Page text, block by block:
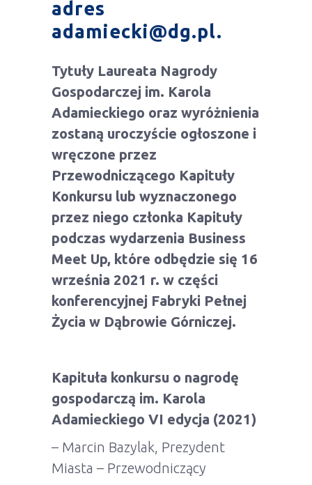
adres
adamiecki@dg.pl.
Tytuły Laureata Nagrody
Gospodarczej im. Karola
Adamieckiego oraz wyróżnienia
zostaną uroczyście ogłoszone i
wręczone przez
Przewodniczącego Kapituły
Konkursu lub wyznaczonego
przez niego członka Kapituły
podczas wydarzenia Business
Meet Up, które odbędzie się 16
września 2021 r. w części
konferencyjnej Fabryki Pełnej
Życia w Dąbrowie Górniczej.
Kapituła konkursu o nagrodę
gospodarczą im. Karola
Adamieckiego VI edycja (2021)
– Marcin Bazylak, Prezydent
Miasta – Przewodniczący